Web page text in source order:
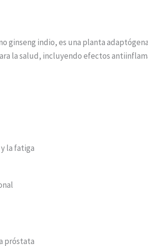
ginseng indio, es una planta
la salud, incluyendo efectos
la fatiga
próstata